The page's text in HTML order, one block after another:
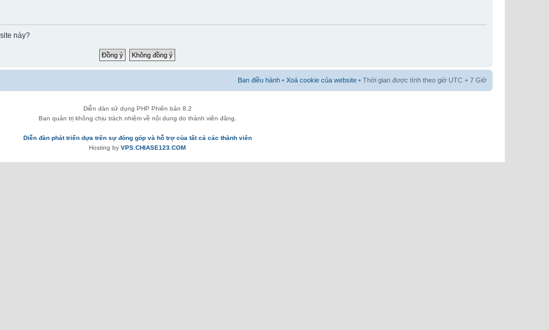
này?
Ban điều hành • Xoá cookie của website • Thời gian được tính theo giờ UTC + 7 Giờ
Diễn đàn sử dụng PHP Phiên bản 8.2
Ban quản trị không chịu trách nhiệm về nội dung do thành viên đăng.
Diễn đàn phát triển dựa trên sự đóng góp và hỗ trợ của tất cả các thành viên
Hosting by VPS.CHIASE123.COM